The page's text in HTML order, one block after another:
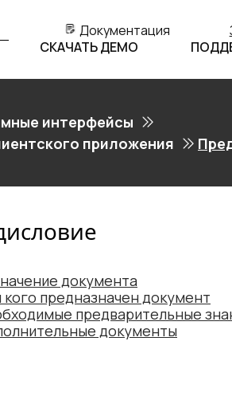
Документация
СКАЧАТЬ ДЕМО
интерфейсы
приложения
документа
кого предназначен документ
предварительные
документы